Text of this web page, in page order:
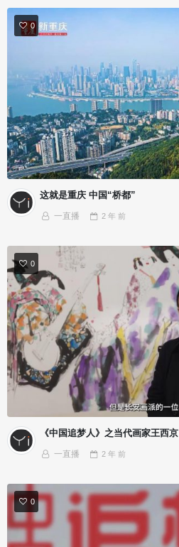
0
这就是重庆 中国“桥都”
一直播 2 年 前
0
《中国追梦人》之当代画家王西京
一直播 2 年 前
0